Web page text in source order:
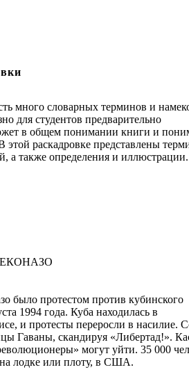
много словарных терминов и
для студентов предварительно
в общем понимании книги и
раскадровке представлены
а также определения и иллюстрации.
было протестом против кубинского
1994 года. Куба находилась в
и протесты переросли в насилие.
Гаваны, скандируя «Либертад!».
могут уйти. 35 000
лодке или плоту, в США.